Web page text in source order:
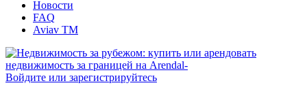
Новости
FAQ
Aviav TM
Войдите или зарегистрируйтесь